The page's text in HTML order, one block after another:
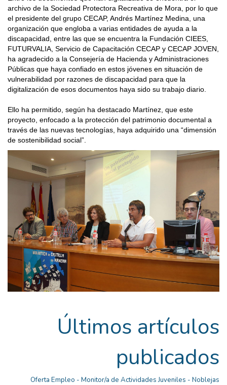
archivo de la Sociedad Protectora Recreativa de Mora, por lo que
el presidente del grupo CECAP, Andrés Martínez Medina, una
organización que engloba a varias entidades de ayuda a la
discapacidad, entre las que se encuentra la Fundación CIEES,
FUTURVALIA, Servicio de Capacitación CECAP y CECAP JOVEN,
ha agradecido a la Consejería de Hacienda y Administraciones
Públicas que haya confiado en estos jóvenes en situación de
vulnerabilidad por razones de discapacidad para que la
digitalización de esos documentos haya sido su trabajo diario.
Ello ha permitido, según ha destacado Martínez, que este
proyecto, enfocado a la protección del patrimonio documental a
través de las nuevas tecnologías, haya adquirido una “dimensión
de sostenibilidad social”.
Últimos artículos
publicados
Oferta Empleo - Monitor/a de Actividades Juveniles - Noblejas